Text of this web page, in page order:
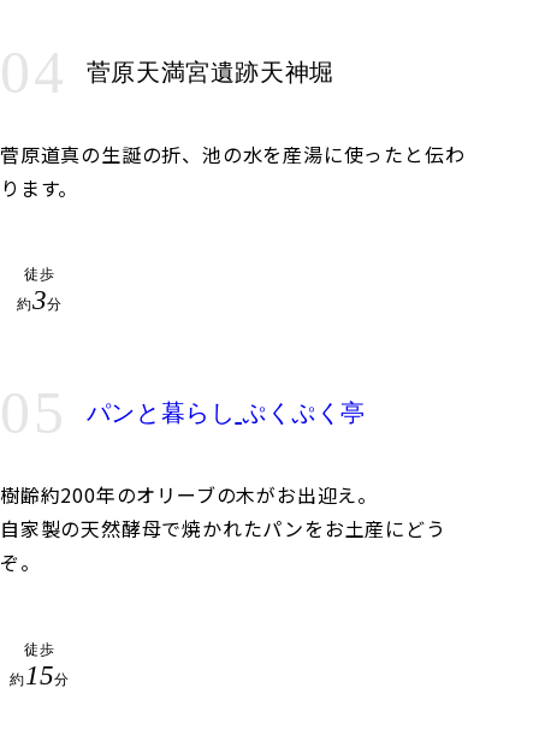
04 菅原天満宮遺跡天神堀
菅原道真の生誕の折、池の水を産湯に使ったと伝わ
ります。
徒歩
約3分
05 パンと暮らし ぷくぷく亭
樹齢約200年のオリーブの木がお出迎え。
自家製の天然酵母で焼かれたパンをお土産にどう
ぞ。
徒歩
約15分